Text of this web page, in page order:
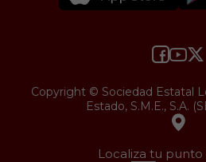
Copyright © Sociedad Estatal
Estado, S.M.E., S.A.
Localiza tu